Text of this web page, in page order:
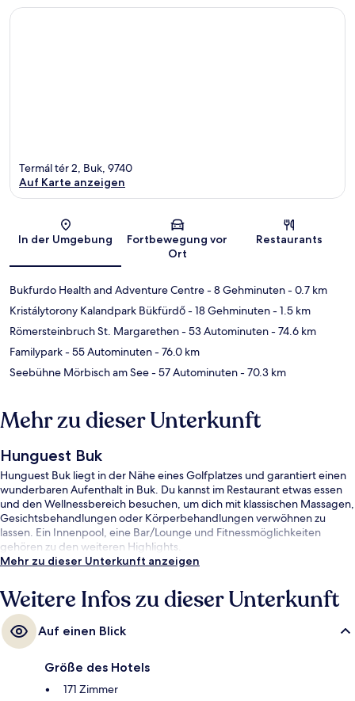
Karte
Termál tér 2, Buk, 9740
Auf Karte anzeigen
In der Umgebung
Fortbewegung vor
Ort
Restaurants
Bukfurdo Health and Adventure Centre- 8 Gehminuten- 0.7 km
Kristálytorony Kalandpark Bükfürdő- 18 Gehminuten- 1.5 km
Römersteinbruch St. Margarethen- 53 Autominuten- 74.6 km
Familypark- 55 Autominuten- 76.0 km
Seebühne Mörbisch am See- 57 Autominuten- 70.3 km
Mehr zu dieser Unterkunft
Hunguest Buk
Hunguest Buk liegt in der Nähe eines Golfplatzes und garantiert einen
wunderbaren Aufenthalt in Buk. Du kannst im Restaurant etwas essen
und den Wellnessbereich besuchen, um dich mit klassischen Massagen,
Gesichtsbehandlungen oder Körperbehandlungen verwöhnen zu
lassen. Ein Innenpool, eine Bar/Lounge und Fitnessmöglichkeiten
gehören zu den weiteren Highlights.
Mehr zu dieser Unterkunft anzeigen
Weitere Infos zu dieser Unterkunft
Auf einen Blick
Größe des Hotels
171 Zimmer